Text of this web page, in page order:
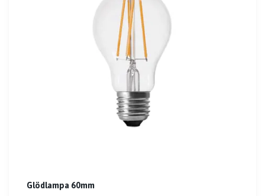
Glödlampa 60mm